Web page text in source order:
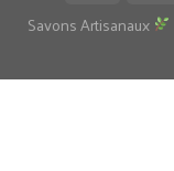
Savons Artisanaux